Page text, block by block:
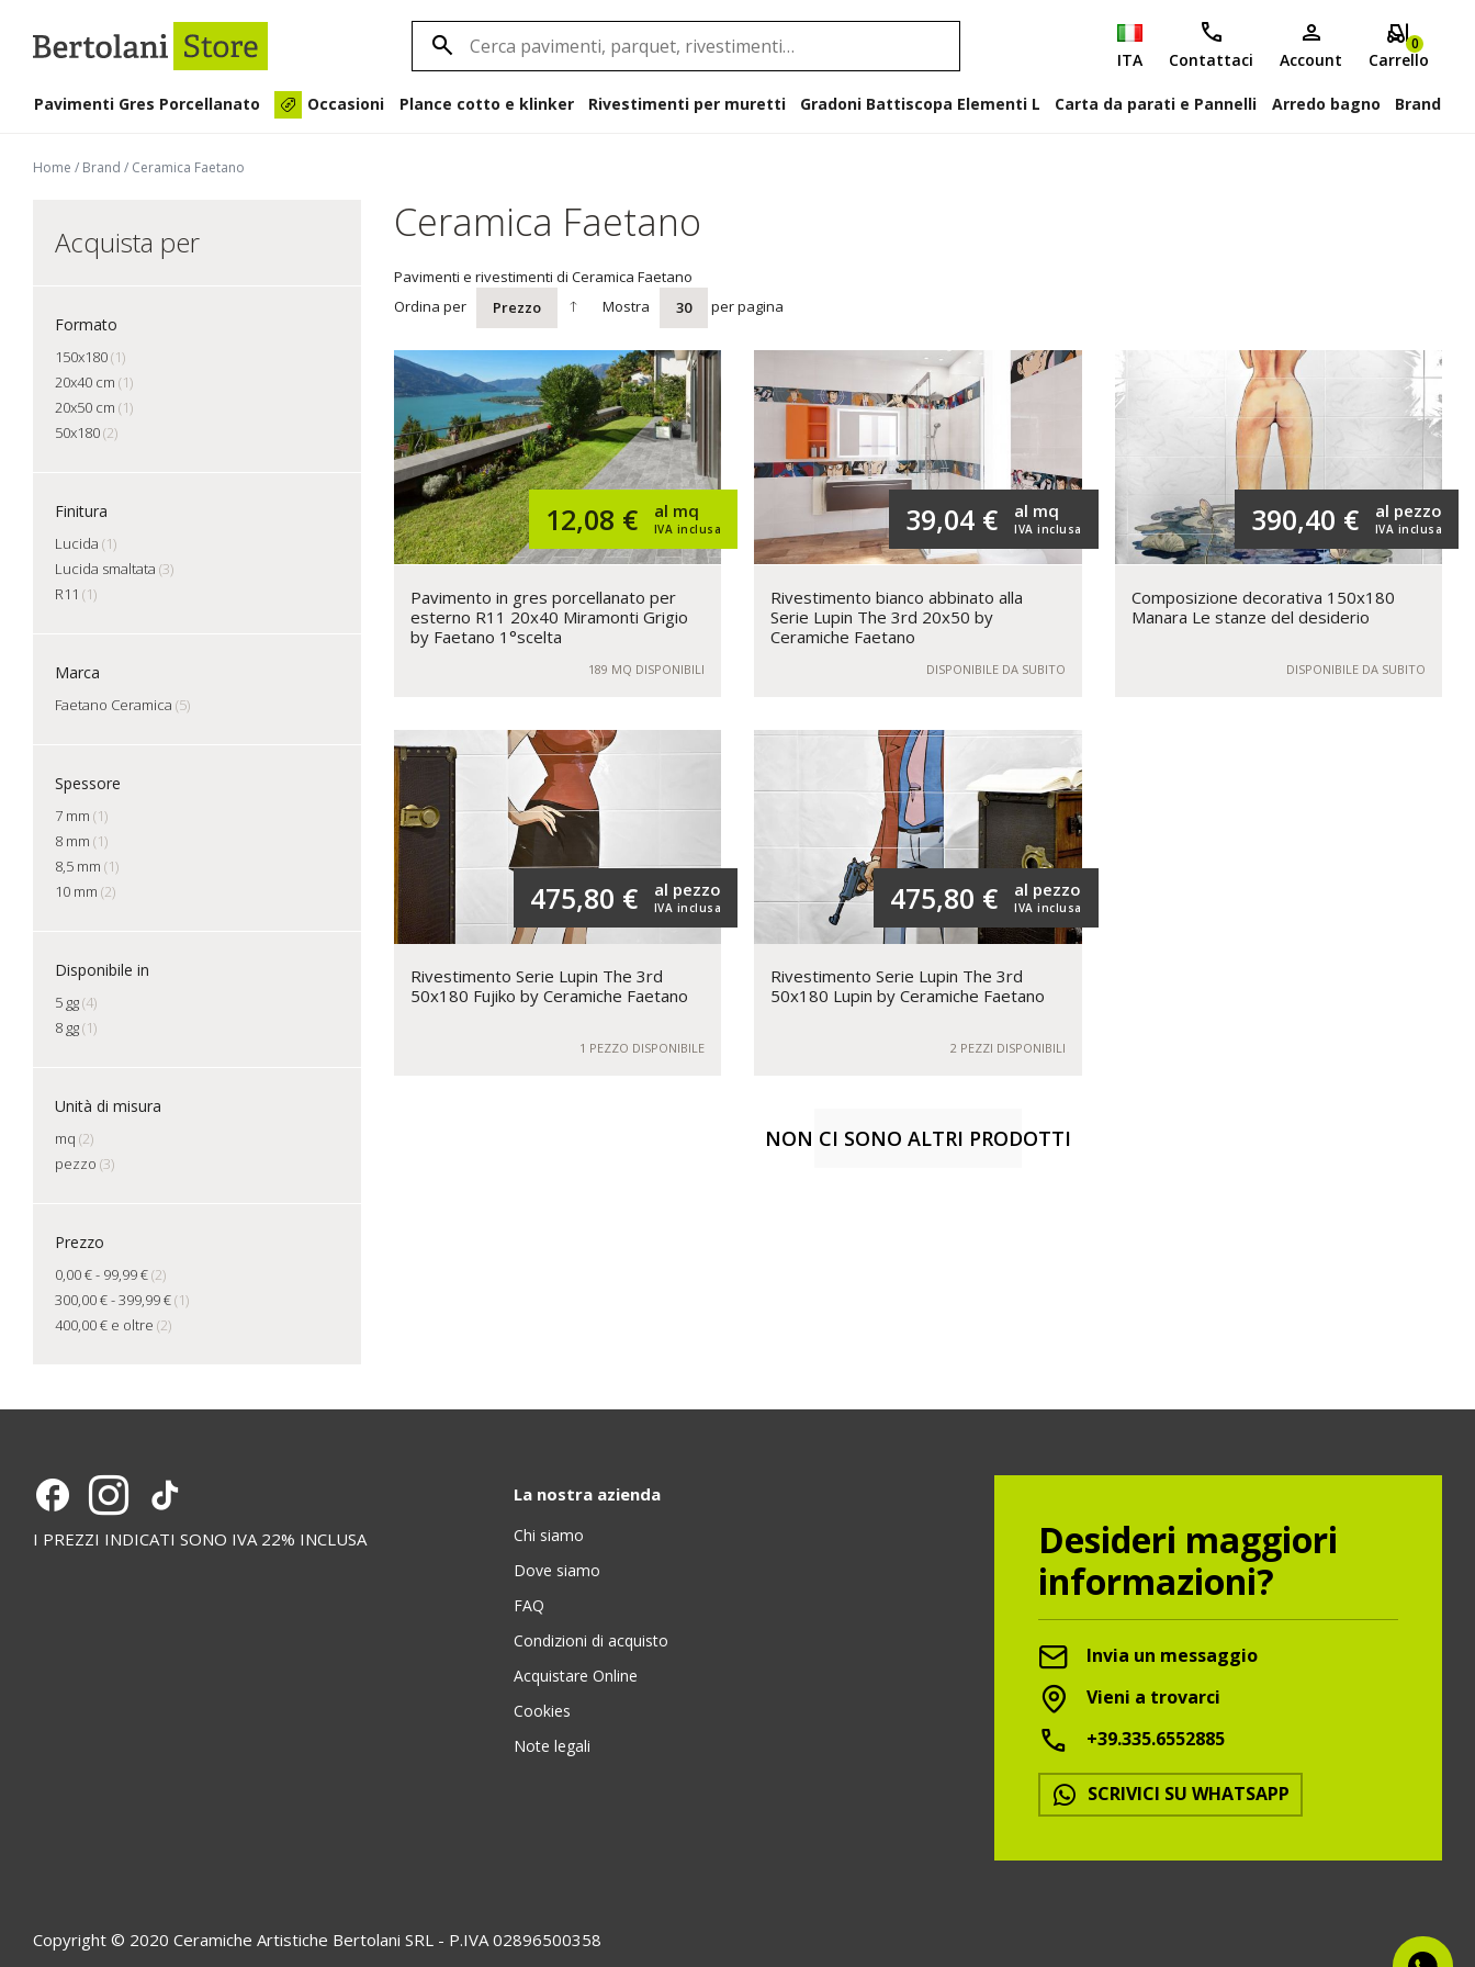
ITA Contattaci Account
0
Carrello
Pavimenti Gres Porcellanato Occasioni Plance cotto e klinker Rivestimenti per muretti Gradoni Battiscopa Elementi L Carta da parati e Pannelli Arredo bagno Brand
Home / Brand / Ceramica Faetano
Acquista per
Formato
150x180(1)
20x40 cm (1)
20x50 cm (1)
50x180(2)
Finitura
Lucida (1)
Lucida smaltata (3)
R11 (1)
Marca
Faetano Ceramica (5)
Spessore
7 mm (1)
8 mm (1)
8,5 mm (1)
10 mm (2)
Disponibile in
5 gg(4)
8 gg(1)
Unità di misura
mq (2)
pezzo (3)
Prezzo
0,00 €- 99,99 €(2)
300,00 €-399,99 €(1)
400,00 € e oltre (2)
Ceramica Faetano
Pavimenti e rivestimenti di Ceramica Faetano
Ordina per
Prezzo Mostra 30 per pagina
12,08 € IVA inclusa
al mq
Pavimento in gres porcellanato per
esterno R11 20x40 Miramonti Grigio
by Faetano 1°scelta
189 MQ DISPONIBILI
39,04 € IVA inclusa
al mq
Rivestimento bianco abbinato alla
Serie Lupin The 3rd 20x50 by
Ceramiche Faetano
DISPONIBILE DA SUBITO
390,40 € IVA inclusa
al pezzo
Composizione decorativa 150x180
Manara Le stanze del desiderio
DISPONIBILE DA SUBITO
475,80 € IVA inclusa
al pezzo
Rivestimento Serie Lupin The 3rd
50x180 Fujiko by Ceramiche Faetano
1 PEZZO DISPONIBILE
475,80 € IVA inclusa
al pezzo
Rivestimento Serie Lupin The 3rd
50x180 Lupin by Ceramiche Faetano
2 PEZZI DISPONIBILI
ALTRI PRODOTTI
NON CI SONO ALTRI PRODOTTI
I PREZZI INDICATI SONO IVA 22% INCLUSA
La nostra azienda
Chi siamo
Dove siamo
FAQ
Condizioni di acquisto
Acquistare Online
Cookies
Note legali
Desideri maggiori
informazioni?
Invia un messaggio
Vieni a trovarci
+39.335.6552885
SCRIVICI SU WHATSAPP
Copyright © 2020 Ceramiche Artistiche Bertolani SRL - P.IVA 02896500358